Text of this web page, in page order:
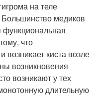
на теле
Большинство медиков
что
возникает киста возле
возникновения
возникают у тех
длительную